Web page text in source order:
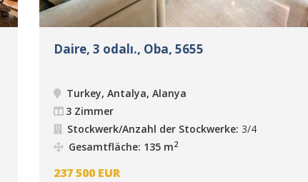
Daire, 3 odalı., Oba, 5655
Turkey, Antalya, Alanya
3 Zimmer
Stockwerk/Anzahl der Stockwerke: 3/4
Gesamtfläche: 135 m2
237 500 EUR